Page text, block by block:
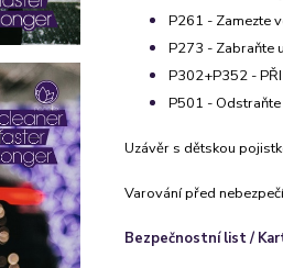
P261 - Zamezte
P273 - Zabraňte
P302+P352 -
P501 -
Uzávěr s dětskou
Varování před
Bezpečnostní list /